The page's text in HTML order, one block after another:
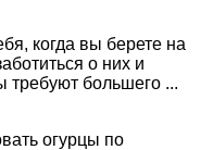
когда вы берете на
о них и
требуют большего ...
огурцы по